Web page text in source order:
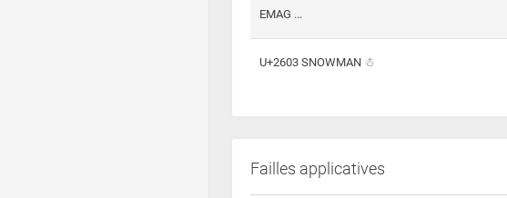
EMAG ...
U+2603 SNOWMAN ☃
Failles applicatives